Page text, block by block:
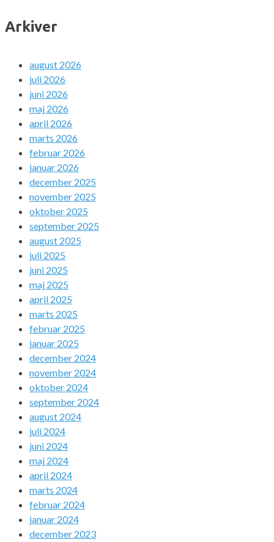
Arkiver
august 2026
juli 2026
juni 2026
maj 2026
april 2026
marts 2026
februar 2026
januar 2026
december 2025
november 2025
oktober 2025
september 2025
august 2025
juli 2025
juni 2025
maj 2025
april 2025
marts 2025
februar 2025
januar 2025
december 2024
november 2024
oktober 2024
september 2024
august 2024
juli 2024
juni 2024
maj 2024
april 2024
marts 2024
februar 2024
januar 2024
december 2023